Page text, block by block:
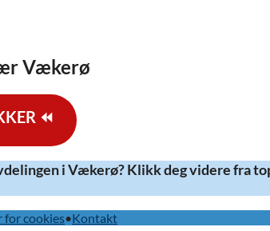
Vækerø
⏪
i Vækerø? Klikk deg videre fra
for cookies•Kontakt